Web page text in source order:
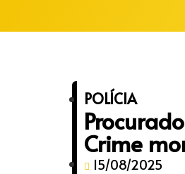
POLÍCIA
Crime
15/08/2025